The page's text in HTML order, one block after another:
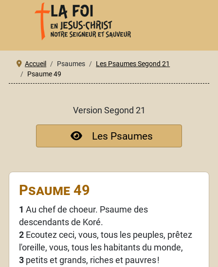
Accueil Psaumes
Les Psaumes Segond 21
Psaume 49
Version Segond 21
Les Psaumes
Psaume 49
1 Au chef de choeur. Psaume des
descendants de Koré.
2Ecoutez ceci, vous, tous les peuples, prêtez
l'oreille, vous, tous les habitants du monde,
3petits et grands, riches et pauvres!